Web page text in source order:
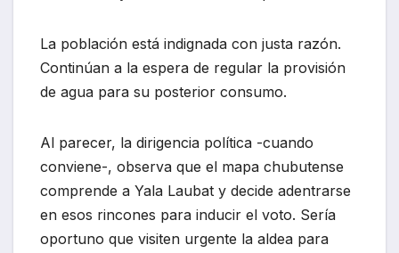
La población está indignada con justa razón.
Continúan a la espera de regular la provisión
de agua para su posterior consumo.
Al parecer, la dirigencia política -cuando
conviene-, observa que el mapa chubutense
comprende a Yala Laubat y decide adentrarse
en esos rincones para inducir el voto. Sería
oportuno que visiten urgente la aldea para